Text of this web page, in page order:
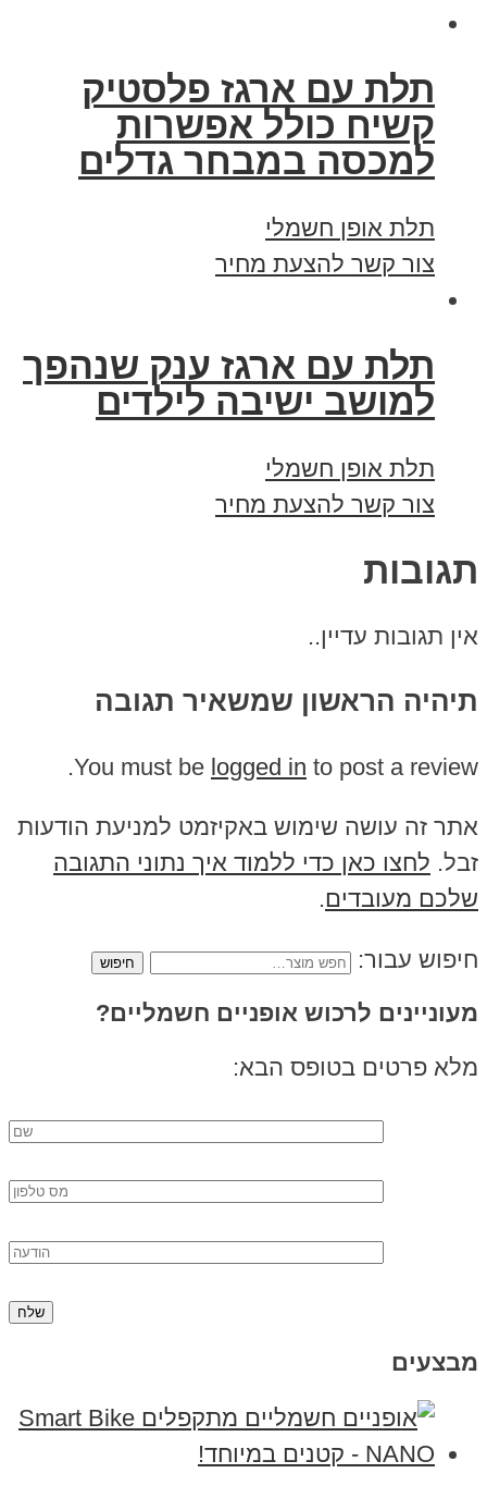
תלת עם ארגז פלסטיק
קשיח כולל אפשרות
למכסה במבחר גדלים
תלת אופן חשמלי
צור קשר להצעת מחיר
תלת עם ארגז ענק שנהפך
למושב ישיבה לילדים
תלת אופן חשמלי
צור קשר להצעת מחיר
עדיין..
הראשון שמשאיר תגובה
You must belogged into post a
זה עושה שימוש באקיזמט למניעת הודעות
לחצו כאן כדי ללמוד איך נתוני התגובה
מעובדים.
עבור:
לרכוש אופניים חשמליים?
פרטים בטופס הבא: